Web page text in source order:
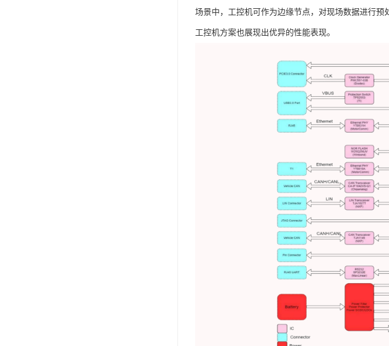
场景中，工控机可作为边缘节点，对现场数据进行
工控机方案也展现出优异的性能表现。